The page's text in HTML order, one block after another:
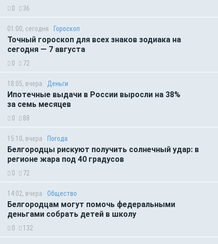
0 36
01:00, сегодня Гороскоп
Точный гороскоп для всех знаков зодиака на
сегодня — 7 августа
0 72
18:05, вчера Деньги
Ипотечные выдачи в России выросли на 38%
за семь месяцев
0 88
15:10, вчера Погода
Белгородцы рискуют получить солнечный удар: в
регионе жара под 40 градусов
0 72
14:02, вчера Общество
Белгородцам могут помочь федеральными
деньгами собрать детей в школу
0 132